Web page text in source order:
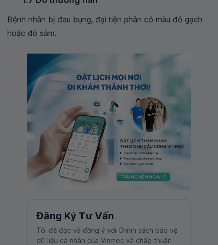
Bệnh nhân bị đau bụng, đại tiện phân có màu đỏ gạch
hoặc đỏ sẫm.
Đăng Ký Tư Vấn
Tôi đã đọc và đồng ý với Chính sách bảo vệ
dữ liệu cá nhân của Vinmec và chấp thuận